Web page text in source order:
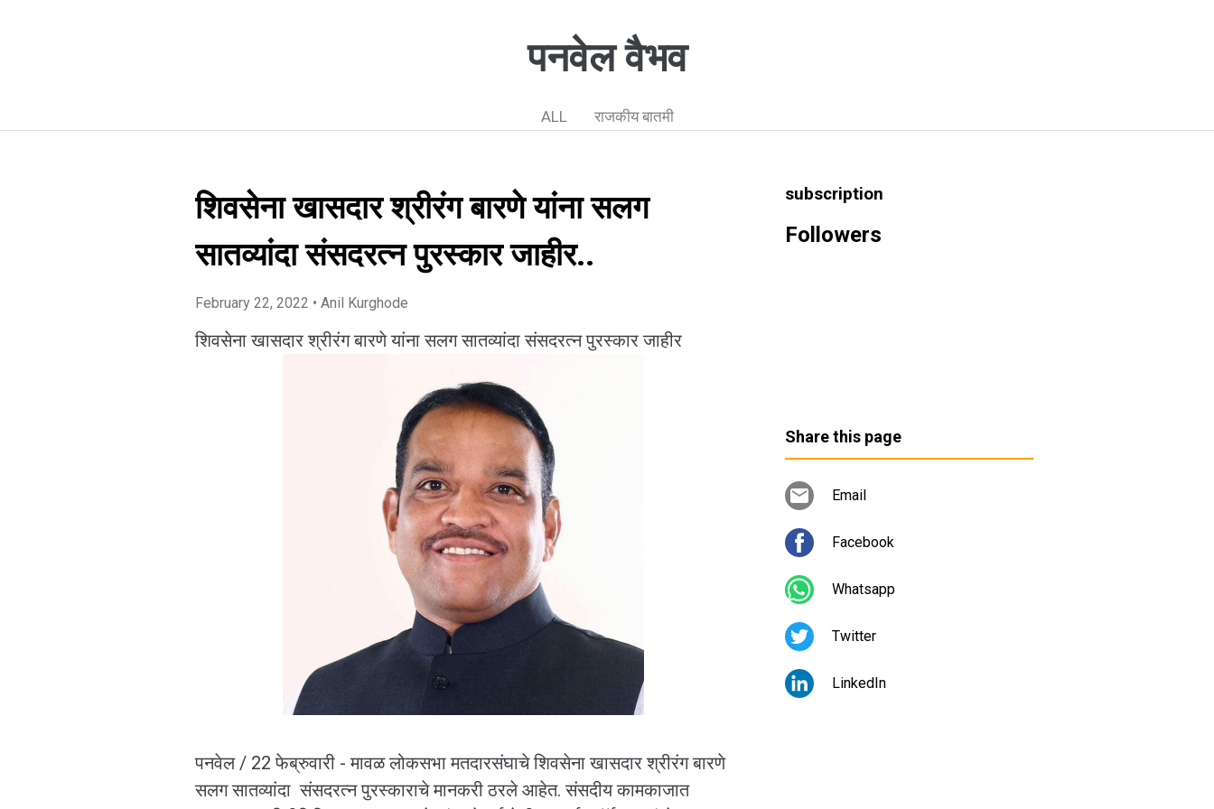
पनवेल वैभव
ALL राजकीय बातमी
शिवसेना खासदार श्रीरंग बारणे यांना सलग
सातव्यांदा संसदरत्न पुरस्कार जाहीर..
February 22, 2022 • Anil Kurghode
शिवसेना खासदार श्रीरंग बारणे यांना सलग सातव्यांदा संसदरत्न पुरस्कार जाहीर
पनवेल / 22 फेब्रुवारी - मावळ लोकसभा मतदारसंघाचे शिवसेना खासदार श्रीरंग बारणे
सलग सातव्यांदा संसदरत्न पुरस्काराचे मानकरी ठरले आहेत. संसदीय कामकाजात
subscription
Followers
Share this page
Email
Facebook
Whatsapp
Twitter
LinkedIn